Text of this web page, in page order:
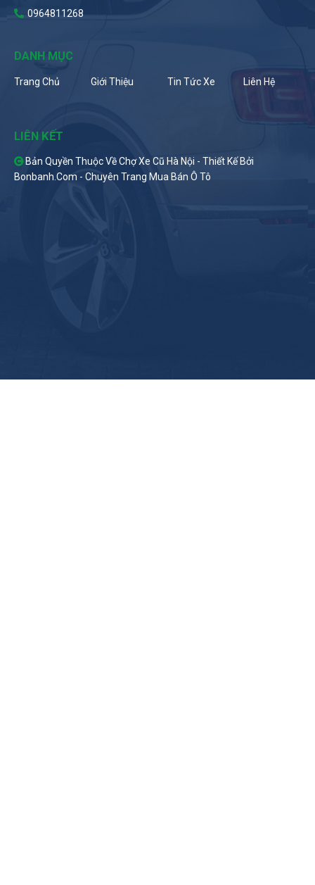
0964811268
DANH MỤC
Trang Chủ Giới Thiệu Tin Tức Xe Liên Hệ
LIÊN KẾT
Bản Quyền Thuộc Về Chợ Xe Cũ Hà Nội - Thiết Kế Bởi
Bonbanh.com - Chuyên Trang Mua Bán Ô Tô